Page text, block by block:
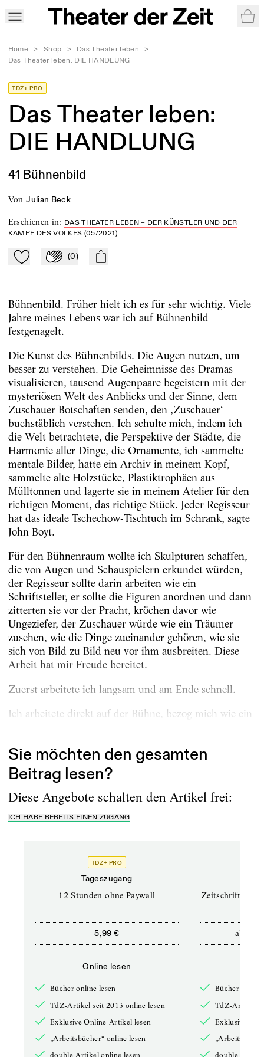
Home > Shop > Das Theater leben
>
Das Theater leben: DIE HANDLUNG
TDZ+ PRO
Das Theater leben:
DIE HANDLUNG
41 Bühnenbild
von Julian Beck
Erschienen in: DAS THEATER LEBEN – DER KÜNSTLER UND DER
KAMPF DES VOLKES (05/2021)
Zu Mein-TdZ hinzufügen
Applaudieren
(0) mail
Bühnenbild. Früher hielt ich es für sehr wichtig. Viele
Jahre meines Lebens war ich auf Bühnenbild
festgenagelt.
Die Kunst des Bühnenbilds. Die Augen nutzen, um
besser zu verstehen. Die Geheimnisse des Dramas
visualisieren, tausend Augenpaare begeistern mit der
mysteriösen Welt des Anblicks und der Sinne, dem
Zuschauer Botschaften senden, den ‚Zuschauer‘
buchstäblich verstehen. Ich schulte mich, indem ich
die Welt betrachtete, die Perspektive der Städte, die
Harmonie aller Dinge, die Ornamente, ich sammelte
mentale Bilder, hatte ein Archiv in meinem Kopf,
sammelte alte Holzstücke, Plastiktrophäen aus
Mülltonnen und lagerte sie in meinem Atelier für den
richtigen Moment, das richtige Stück. Jeder Regisseur
hat das ideale Tschechow-Tischtuch im Schrank, sagte
John Boyt.
Für den Bühnenraum wollte ich Skulpturen schaffen,
die von Augen und Schauspielern erkundet würden,
der Regisseur sollte darin arbeiten wie ein
Schriftsteller, er sollte die Figuren anordnen und dann
zitterten sie vor der Pracht, kröchen davor wie
Ungeziefer, der Zuschauer würde wie ein Träumer
zusehen, wie die Dinge zueinander gehören, wie sie
sich von Bild zu Bild neu vor ihm ausbreiten. Diese
Arbeit hat mir Freude bereitet.
Zuerst arbeitete ich langsam und am Ende schnell.
Ich arbeitete direkt auf der Bühne, bezog mich wie ein
Sie möchten den gesamten
Beitrag lesen?
Diese Angebote schalten den Artikel frei:
ICH HABE BEREITS EINEN ZUGANG
TDZ+ PRO
Tageszugang
12 Stunden ohne Paywall
5,99 €
Online lesen
Bücher online lesen
TdZ-Artikel seit 2013 online lesen
Exklusive Online-Artikel lesen
„Arbeitsbücher“ online lesen
double-Artikel online lesen
Zeitschriften
ab
Bücher online
TdZ-Artikel
Exklusive
double-